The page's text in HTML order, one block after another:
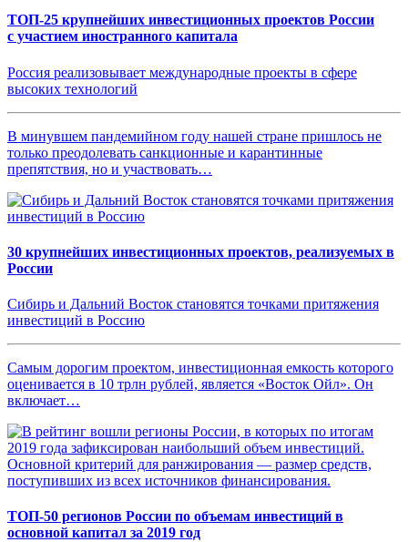
ТОП-25 крупнейших инвестиционных проектов России
с участием иностранного капитала
Россия реализовывает международные проекты в сфере
высоких технологий
В минувшем пандемийном году нашей стране пришлось не
только преодолевать санкционные и карантинные
препятствия, но и участвовать…
30 крупнейших инвестиционных проектов, реализуемых в
России
Сибирь и Дальний Восток становятся точками притяжения
инвестиций в Россию
Самым дорогим проектом, инвестиционная емкость которого
оценивается в 10 трлн рублей, является «Восток Ойл». Он
включает…
ТОП-50 регионов России по объемам инвестиций в
основной капитал за 2019 год